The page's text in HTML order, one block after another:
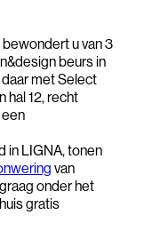
u van 3
beurs in
met Select
hal 12, recht
in LIGNA, tonen
van
onder het
gratis